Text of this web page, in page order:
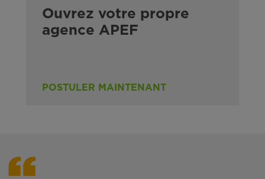
Ouvrez votre propre
agence APEF
POSTULER MAINTENANT